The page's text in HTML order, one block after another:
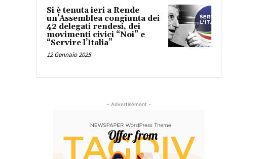
Si è tenuta ieri a Rende
un’Assemblea congiunta dei
42 delegati rendesi, dei
movimenti civici “Noi” e
“Servire l’Italia”
12 Gennaio 2025
- Advertisement -